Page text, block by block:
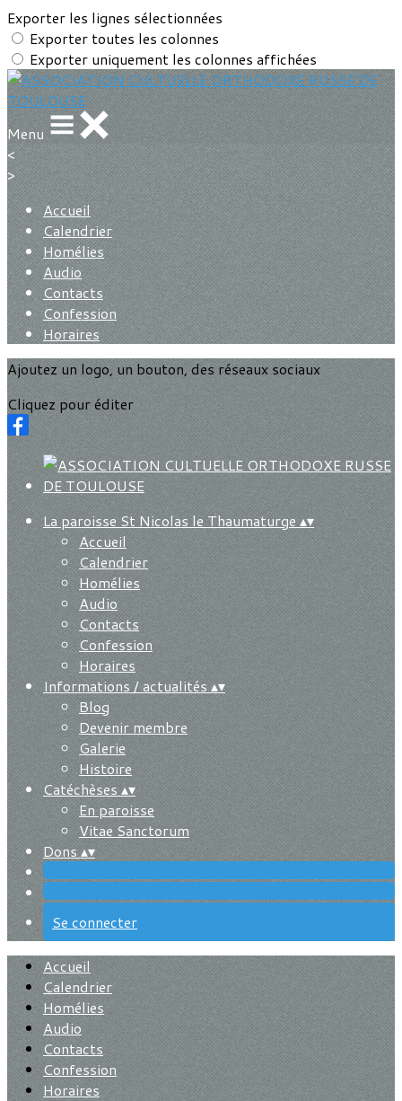
Exporter les lignes sélectionnées
Exporter toutes les colonnes
Exporter uniquement les colonnes affichées
Menu
<
>
Accueil
Calendrier
Homélies
Audio
Contacts
Confession
Horaires
Ajoutez un logo, un bouton, des réseaux sociaux
Cliquez pour éditer
La paroisse St Nicolas le Thaumaturge▴▾
Accueil
Calendrier
Homélies
Audio
Contacts
Confession
Horaires
Informations / actualités▴▾
Blog
Devenir membre
Galerie
Histoire
Catéchèses▴▾
En paroisse
Vitae Sanctorum
Dons▴▾
Se connecter
Accueil
Calendrier
Homélies
Audio
Contacts
Confession
Horaires